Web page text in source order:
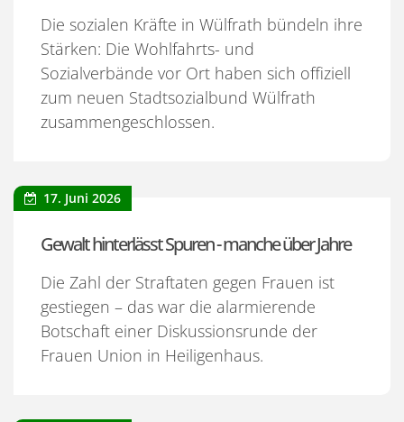
Die sozialen Kräfte in Wülfrath bündeln ihre
Stärken: Die Wohlfahrts- und
Sozialverbände vor Ort haben sich offiziell
zum neuen Stadtsozialbund Wülfrath
zusammengeschlossen.
Gewalt hinterlässt Spuren - manche über Jahre
17. Juni 2026
Die Zahl der Straftaten gegen Frauen ist
gestiegen – das war die alarmierende
Botschaft einer Diskussionsrunde der
Frauen Union in Heiligenhaus.